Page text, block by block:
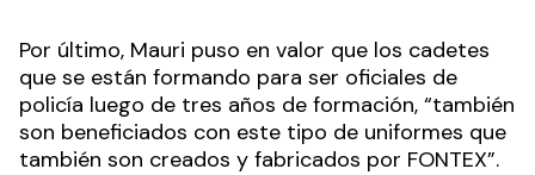
Por último, Mauri puso en valor que los cadetes
que se están formando para ser oficiales de
policía luego de tres años de formación, “también
son beneficiados con este tipo de uniformes que
también son creados y fabricados por FONTEX”.